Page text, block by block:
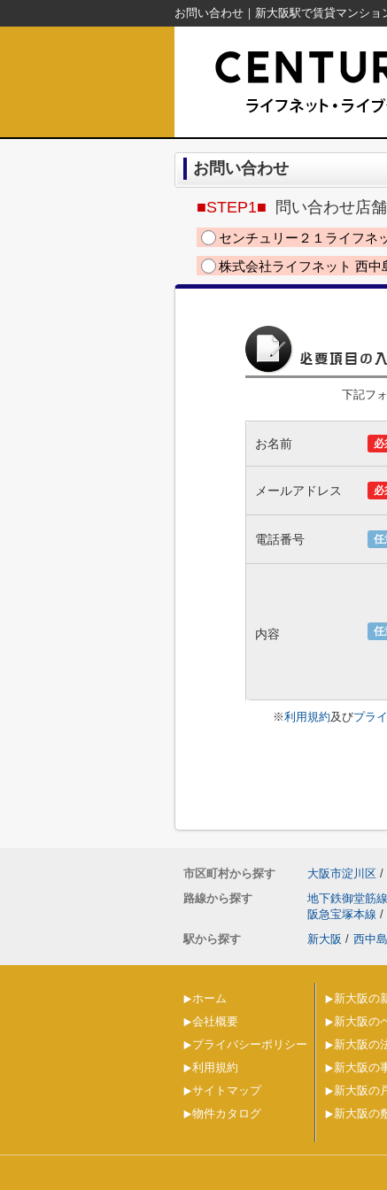
お問い合わせ
■STEP1■ 問い合わせ店
センチュリー２１ライフ
株式会社ライフネット 西中
下記フ
お名前 必
メールアドレス 必
電話番号 任
内容 任
※利用規約及びプラ
市区町村から探す 大阪市淀川区 /
路線から探す
地下鉄御堂筋線
阪急宝塚本線 /
駅から探す
新大阪 / 西中
ホーム
会社概要
プライバシーポリシー
利用規約
サイトマップ
物件カタログ
新大阪の
新大阪の
新大阪の
新大阪の
新大阪の
新大阪の